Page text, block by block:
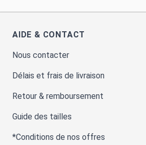
AIDE & CONTACT
Nous contacter
Délais et frais de livraison
Retour & remboursement
Guide des tailles
*Conditions de nos offres